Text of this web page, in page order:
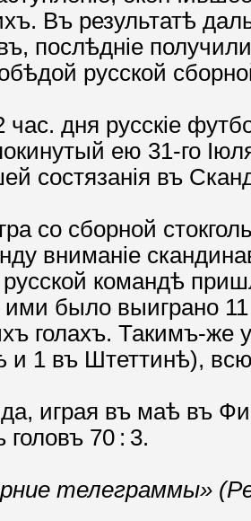
Въ результатѣ
послѣдніе
русской
час. дня русскіе
ею 31-го
состязанія въ
со сборной
вниманіе
командѣ
ими было выиграно
голахъ. Такимъ-же
и 1 въ Штеттинѣ),
играя въ маѣ въ
головъ 70 : 3.
телеграммы»